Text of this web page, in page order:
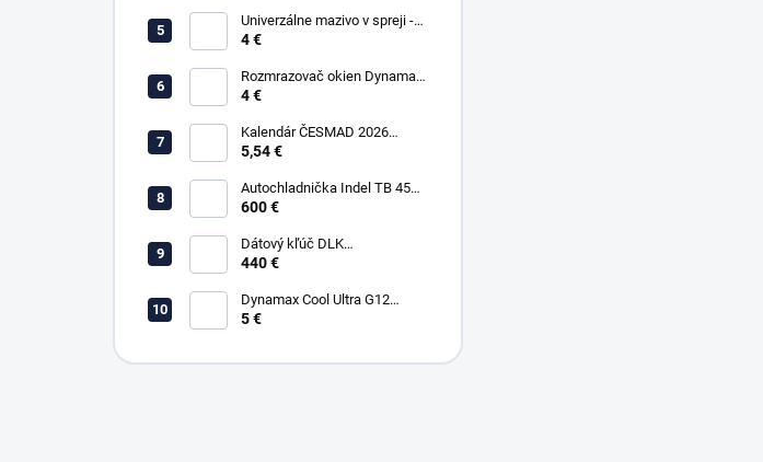
Univerzálne mazivo v spreji -
4 €
Rozmrazovač okien Dynamax
500 ml
4 €
Kalendár ČESMAD 2026
(stolový)
5,54 €
Autochladnička Indel TB 45A
12/24/220V kompresorová
600 €
Dátový kľúč DLK
Downloadkey - SMART
440 €
Dynamax Cool Ultra G12
ružová - 1L
5 €